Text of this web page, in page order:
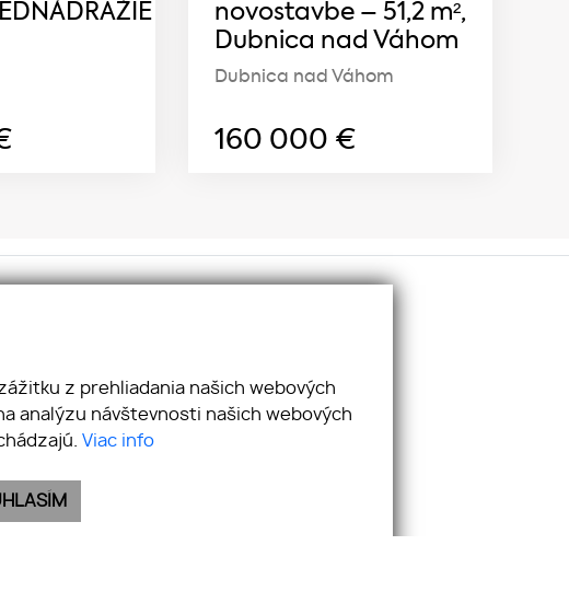
novostavbe – 51,2 m²,
Dubnica nad Váhom
Dubnica nad Váhom
160 000 €
Instagram
LinkedIn
z prehliadania našich webových
analýzu návštevnosti našich webových
Viac info